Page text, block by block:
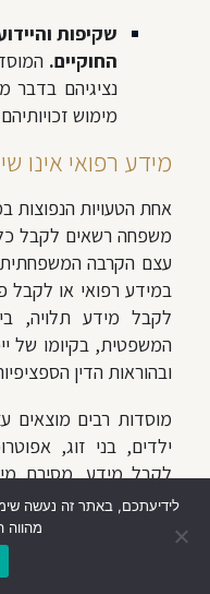
שקיפות
החוקיים.
נציגיהם בדבר
מימוש
מידע רפואי אינו
אחת הטעויות הנפוצות
משפחה רשאים לקבל כל
עצם הקרבה המשפחתית
במידע רפואי או לקבל
לקבל מידע תלויה,
המשפטית, בקיומו של
ובהוראות הדין
מוסדות רבים מוצאים
ילדים, בני זוג,
לקבל מידע. מסירת
להוות הפרה של
המעשה נעשה מתוךמהווה